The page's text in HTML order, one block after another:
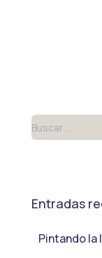
Buscar …
Entradas
Pintando la